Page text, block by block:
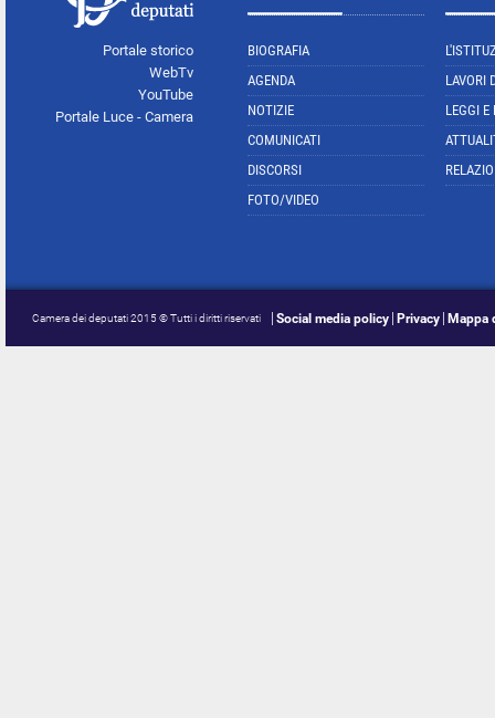
Portale storico
WebTv
YouTube
Portale Luce - Camera
BIOGRAFIA
AGENDA
NOTIZIE
COMUNICATI
DISCORSI
FOTO/VIDEO
LAVORI
LEGGI E
Camera dei deputati 2015 © Tutti i diritti riservati Social media policy Privacy Mappa